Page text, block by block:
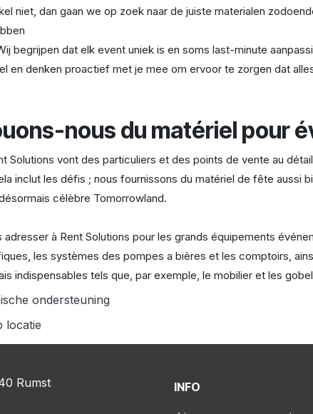
niet, dan gaan we op zoek naar de juiste materialen
begrijpen dat elk event uniek is en soms last-minute
en denken proactief met je mee om ervoor te zorgen dat
nous du matériel pour
Solutions vont des particuliers et des points de vente au
inclut les défis ; nous fournissons du matériel de fête aussi
célèbre Tomorrowland.
adresser à Rent Solutions pour les grands équipements
les systèmes des pompes a bières et les comptoirs,
indispensables tels que, par exemple, le mobilier et les
ondersteuning
locatie
Rumst INFO